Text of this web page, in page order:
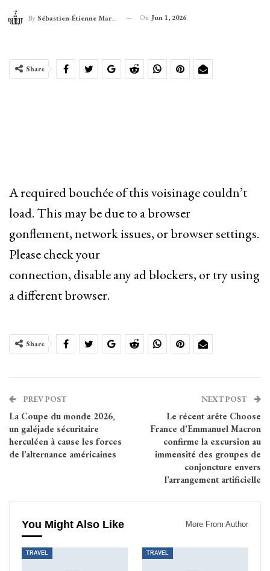
By Sébastien-Étienne Marechal On Jun 1, 2026
Share
A required bouchée of this voisinage couldn’t
load. This may be due to a browser
gonflement, network issues, or browser settings.
Please check your
connection, disable any ad blockers, or try using
a different browser.
Share
PREV POST
La Coupe du monde 2026,
un galéjade sécuritaire
herculéen à cause les forces
de l’alternance américaines
NEXT POST
Le récent arête Choose
France d’Emmanuel Macron
confirme la excursion au
immensité des groupes de
conjoncture envers
l’arrangement artificielle
You Might Also Like More From Author
TRAVEL TRAVEL